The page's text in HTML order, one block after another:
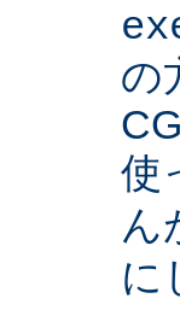
の
使
ん
に